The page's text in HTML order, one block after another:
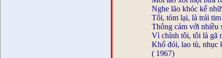
Nghe lão khóc kể
Tôi, tóm lại, là trái
Thông cảm với nhiều
Vì chính tôi, tôi là gã
Khổ đói, lao tù, nhục
( 1967)